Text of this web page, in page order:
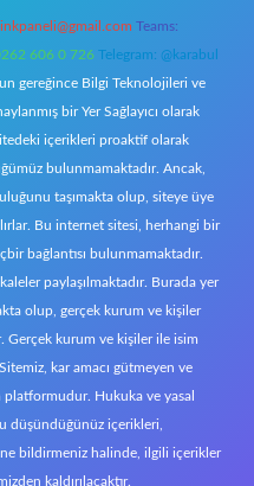
Teams:
606 0 726 Telegram: @karabul
gereğince Bilgi Teknolojileri ve
bir Yer Sağlayıcı olarak
içerikleri proaktif olarak
bulunmamaktadır. Ancak,
taşımakta olup, siteye üye
Bu internet sitesi, herhangi bir
bağlantısı bulunmamaktadır.
paylaşılmaktadır. Burada yer
olup, gerçek kurum ve kişiler
Gerçek kurum ve kişiler ile isim
kar amacı gütmeyen ve
platformudur. Hukuka ve yasal
düşündüğünüz içerikleri,
bildirmeniz halinde, ilgili içerikler
kaldırılacaktır.